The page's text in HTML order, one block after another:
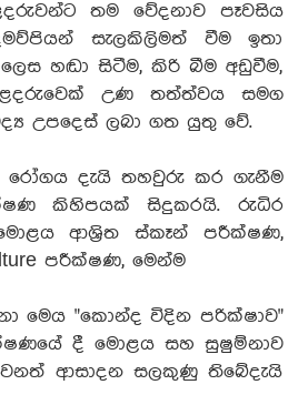
තම වේදනාව පෑවසිය
සැලකිලිමත් වීම ඉතා
හඬා සිටීම, කිරි බීම අඩුවීම,
උණ තත්ත්වය සමග
උපදෙස් ලබා ගත යුතු වේ.
දැයි තහවුරු කර ගැනීම
කිහිපයක් සිදුකරයි. රුධිර
ආශ්‍රිත ස්කෑන් පරීක්ෂණ,
පරීක්ෂණ, මෙන්ම
මෙය "කොන්ද විදින පරික්ෂාව"
දී මොළය සහ සුෂුම්නාව
ආසාදන සලකුණු තිබේදැයි